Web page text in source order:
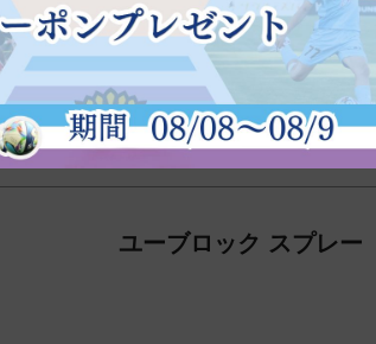
ため、肌に馴染みます。
ユーブロック スプレー